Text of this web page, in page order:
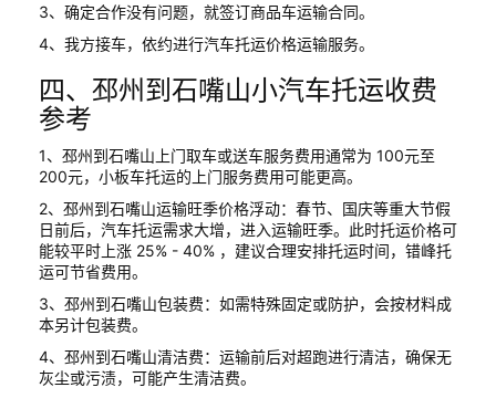
3、确定合作没有问题，就签订商品车运输合同。
4、我方接车，依约进行汽车托运价格运输服务。
四、邳州到石嘴山小汽车托运收费
参考
1、邳州到石嘴山上门取车或送车服务费用通常为 100元至
200元，小板车托运的上门服务费用可能更高。
2、邳州到石嘴山运输旺季价格浮动：春节、国庆等重大节假
日前后，汽车托运需求大增，进入运输旺季。此时托运价格可
能较平时上涨 25% - 40% ，建议合理安排托运时间，错峰托
运可节省费用。
3、邳州到石嘴山包装费：如需特殊固定或防护，会按材料成
本另计包装费。
4、邳州到石嘴山清洁费：运输前后对超跑进行清洁，确保无
灰尘或污渍，可能产生清洁费。